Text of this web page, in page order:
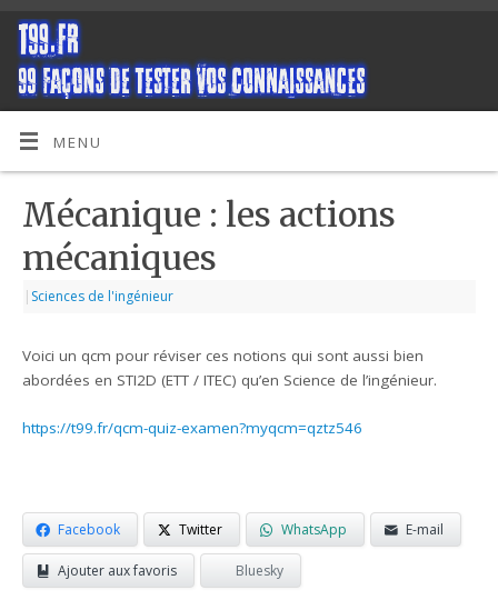
MENU
Mécanique : les actions
mécaniques
| Sciences de l'ingénieur
Voici un qcm pour réviser ces notions qui sont aussi bien
abordées en STI2D (ETT / ITEC) qu’en Science de l’ingénieur.
https://t99.fr/qcm-quiz-examen?myqcm=qztz546
Facebook Twitter WhatsApp E-mail
Ajouter aux favoris Bluesky